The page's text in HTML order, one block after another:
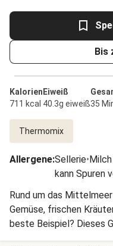
Bis
Kalorien
711 kcal
Eiweiß
40.3g eiweiß35
Thermomix
Allergene:Sellerie•
kann Spuren
Rund um das
Gemüse, frischen
beste Beispiel? Dieses
aromatischer Soße. Hol